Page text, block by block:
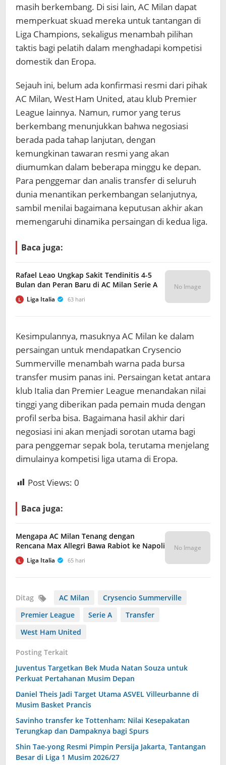
masih berkembang. Di sisi lain, AC Milan dapat
memperkuat skuad mereka untuk tantangan di
Liga Champions, sekaligus menambah pilihan
taktis bagi pelatih dalam menghadapi kompetisi
domestik dan Eropa.
Sejauh ini, belum ada konfirmasi resmi dari pihak
AC Milan, West Ham United, atau klub Premier
League lainnya. Namun, rumor yang terus
berkembang menunjukkan bahwa negosiasi
berada pada tahap lanjutan, dengan
kemungkinan tawaran resmi yang akan
diumumkan dalam beberapa minggu ke depan.
Para penggemar dan analis transfer di seluruh
dunia menantikan perkembangan selanjutnya,
sambil menilai bagaimana keputusan akhir akan
memengaruhi dinamika persaingan di kedua liga.
Baca juga:
Rafael Leao Ungkap Sakit Tendinitis 4-5
Bulan dan Peran Baru di AC Milan Serie A
L Liga Italia 63 hari
No Image
Kesimpulannya, masuknya AC Milan ke dalam
persaingan untuk mendapatkan Crysencio
Summerville menambah warna pada bursa
transfer musim panas ini. Persaingan ketat antara
klub Italia dan Premier League menandakan nilai
tinggi yang diberikan pada pemain muda dengan
profil serba bisa. Bagaimana hasil akhir dari
negosiasi ini akan menjadi sorotan utama bagi
para penggemar sepak bola, terutama menjelang
dimulainya kompetisi liga utama di Eropa.
Post Views: 0
Baca juga:
Mengapa AC Milan Tenang dengan
Rencana Max Allegri Bawa Rabiot ke Napoli
L Liga Italia 65 hari
No Image
Ditag AC Milan
Crysencio Summerville
Premier League
Serie A
Transfer
West Ham United
Posting Terkait
Juventus Targetkan Bek Muda Natan Souza untuk
Perkuat Pertahanan Musim Depan
Daniel Theis Jadi Target Utama ASVEL Villeurbanne di
Musim Basket Prancis
Savinho transfer ke Tottenham: Nilai Kesepakatan
Terungkap dan Dampaknya bagi Spurs
Shin Tae-yong Resmi Pimpin Persija Jakarta, Tantangan
Besar di Liga 1 Musim 2026/27